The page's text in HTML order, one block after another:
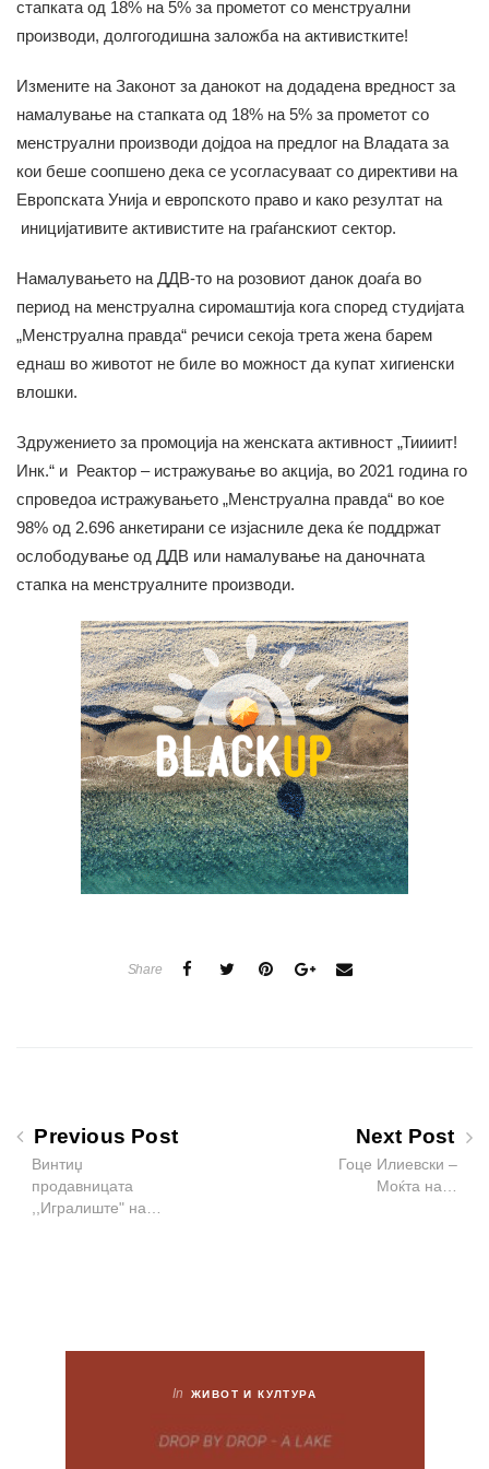
стапката од 18% на 5% за прометот со менструални
производи, долгогодишна заложба на активистките!
Измените на Законот за данокот на додадена вредност за
намалување на стапката од 18% на 5% за прометот со
менструални производи дојдоа на предлог на Владата за
кои беше соопшено дека се усогласуваат со директиви на
Европската Унија и европското право и како резултат на
иницијативите активистите на граѓанскиот сектор.
Намалувањето на ДДВ-то на розовиот данок доаѓа во
период на менструална сиромаштија кога според студијата
„Менструална правда“ речиси секоја трета жена барем
еднаш во животот не биле во можност да купат хигиенски
влошки.
Здружението за промоција на женската активност „Тиииит!
Инк.“ и Реактор – истражување во акција, во 2021 година го
спроведоа истражувањето „Менструална правда“ во кое
98% од 2.696 анкетирани се изјасниле дека ќе поддржат
ослободување од ДДВ или намалување на даночната
стапка на менструалните производи.
Share
Previous Post
Винтиџ
продавницата
,,Игралиште" на…
Next Post
Гоце Илиевски –
Моќта на…
In ЖИВОТ И КУЛТУРА